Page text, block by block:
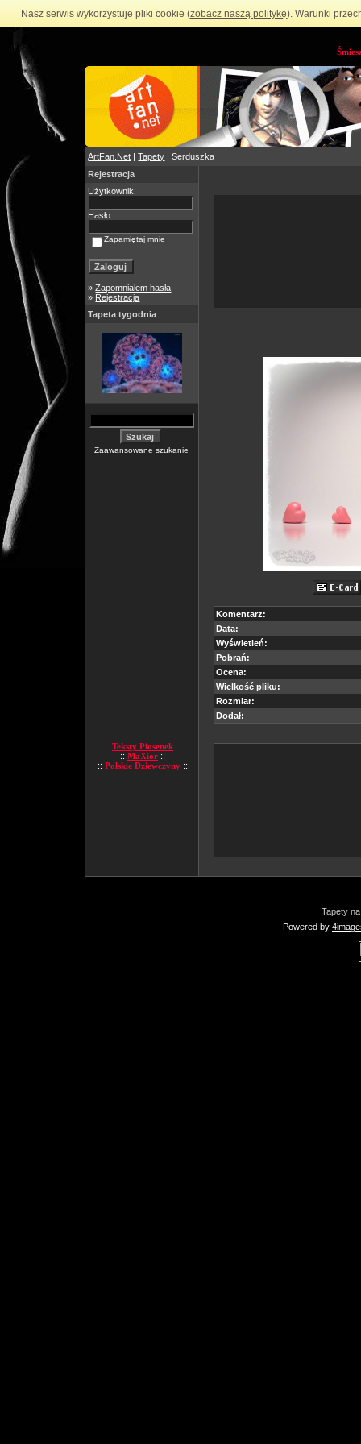
Nasz serwis wykorzystuje pliki cookie (zobacz naszą politykę). Warunki
ArtFan.Net |Tapety | Serduszka
Rejestracja
Użytkownik:
Hasło:
Zapamiętaj mnie
»Zapomniałem hasła
» Rejestracja
Tapeta tygodnia
Zaawansowane szukanie
:: Teksty Piosenek ::
:: MaXior ::
:: Polskie Dziewczyny ::
Komentarz:
Data:
Wyświetleń:
Pobrań:
Ocena:
Wielkość pliku:
Rozmiar:
Dodał:
Tapety
Powered by